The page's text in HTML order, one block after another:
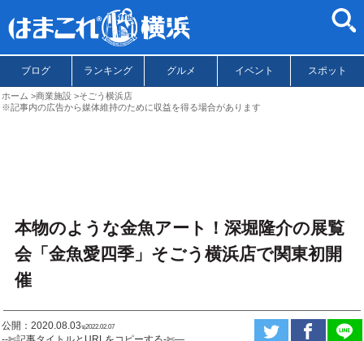
ブログ ランキング グルメ イベント スポット
ホーム 商業施設
そごう横浜店
※記事内の広告から媒体維持のために収益を得る場合があります
本物のような金魚アート！深堀隆介の展覧
会「金魚愛四季」そごう横浜店で関東初開
催
公開：2020.08.03ಇ2022.02.07